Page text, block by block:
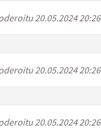
20.05.2024 20:26
20.05.2024 20:26
20.05.2024 20:26